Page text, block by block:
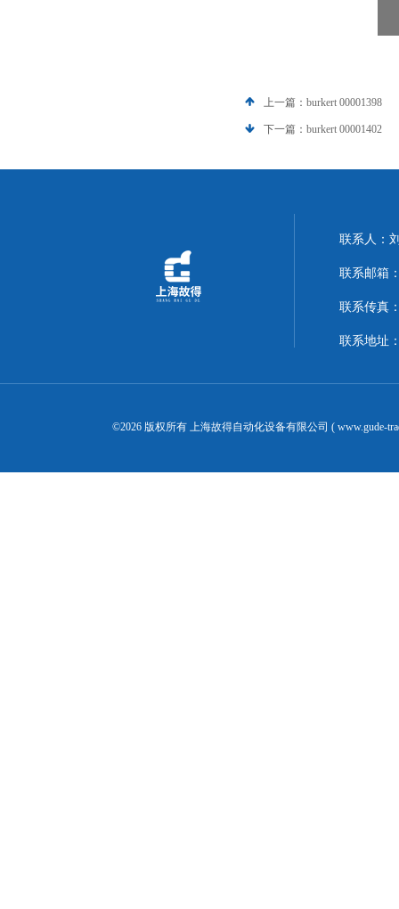
上一篇： burkert 00001398
下一篇： burkert 00001402
联系人：
联系邮箱
联系传真
联系地址
©2026 版权所有 上海故得自动化设备有限公司 ( www.gude-